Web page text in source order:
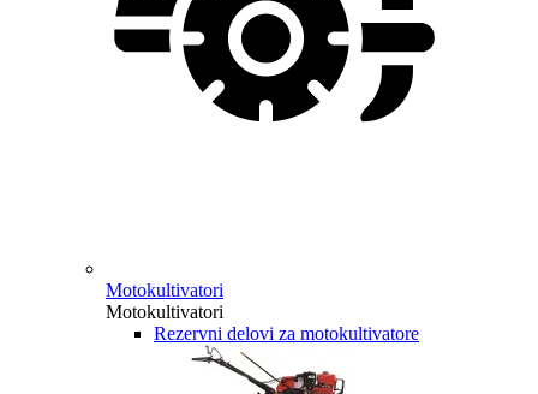
Motokultivatori
Motokultivatori
Rezervni delovi za motokultivatore